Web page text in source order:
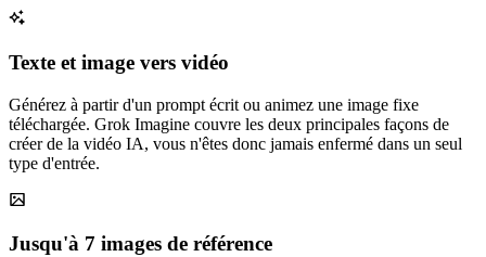
Texte et image vers vidéo
Générez à partir d'un prompt écrit ou animez une image fixe
téléchargée. Grok Imagine couvre les deux principales façons de
créer de la vidéo IA, vous n'êtes donc jamais enfermé dans un seul
type d'entrée.
Jusqu'à 7 images de référence